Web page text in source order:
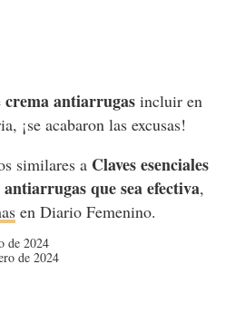
crema antiarrugasincluir en
¡se acabaron las excusas!
similares a Claves esenciales
que sea efectiva,
en Diario Femenino.
de 2024
de 2024